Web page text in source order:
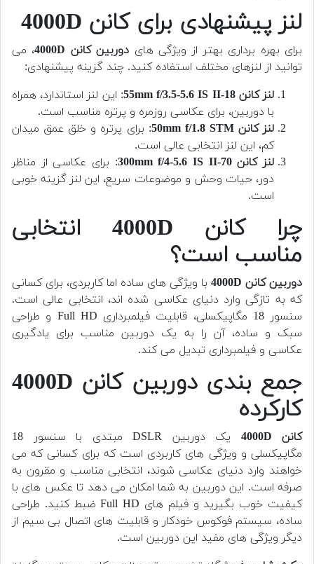
لنز پیشنهادی برای کانن 4000D
برای بهره برداری بهتر از ویژگی های دوربین کانن 4000D
، می
توانید از لنزهای مختلف استفاده کنید. چند گزینه پیشنهادی:
لنز کانن 18-55mm f/3.5-5.6 IS II
: این لنز استاندارد، همراه
با دوربین، برای عکاسی روزمره و پرتره مناسب است.
لنز کانن 50mm f/1.8 STM
: برای پرتره و خلق عمق میدان
کم، این لنز انتخابی عالی است.
لنز کانن 70-300mm f/4-5.6 IS II
: برای عکاسی از مناظر
دور، حیات وحش و موضوعات سریع، این لنز گزینه خوبی
است.
چرا کانن 4000D انتخابی
مناسب است؟
دوربین کانن 4000D
با ویژگی های ساده اما کاربردی، برای کسانی
که به تازگی وارد دنیای عکاسی شده اند، انتخابی عالی است.
سنسور 18 مگاپیکسلی، قابلیت فیلمبرداری Full HD و طراحی
سبک و ساده، آن را به یک دوربین مناسب برای یادگیری
عکاسی و فیلمبرداری تبدیل می کند.
جمع بندی دوربین کانن 4000D
کارکرده
کانن 4000D
یک دوربین DSLR مبتدی با سنسور 18
مگاپیکسلی و ویژگی های کاربردی است که برای کسانی که می
خواهند وارد دنیای عکاسی شوند، انتخابی مناسب و مقرون به
صرفه است. این دوربین به شما امکان می دهد تا عکس های با
کیفیت خوب بگیرید و فیلم های Full HD ضبط کنید. طراحی
ساده، سیستم فوکوس خودکار و قابلیت های اتصال بی سیم از
دیگر ویژگی های مفید این دوربین است.